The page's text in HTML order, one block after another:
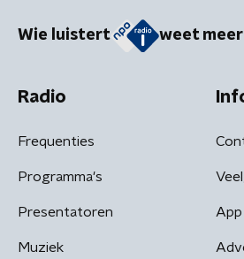
Wie luistert weet meer
Radio
Frequenties
Programma's
Presentatoren
Muziek